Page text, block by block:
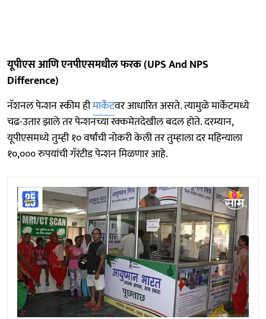
यूपीएस आणि एनपीएसमधील फरक (UPS And NPS
Difference)
नॅशनल पेन्शन स्कीम हीमार्केटवर आधारित असते. त्यामुळे मार्केटमध्ये
चढ-उतार झाले तर पेन्शनच्या रक्कमेतदेखील बदल होते. दरम्यान,
यूपीएसमध्ये तुम्ही १० वर्षांची नोकरी केली तर तुम्हाला दर महिन्याला
१०,००० रुपयांची गॅरंटीड पेन्शन मिळणार आहे.